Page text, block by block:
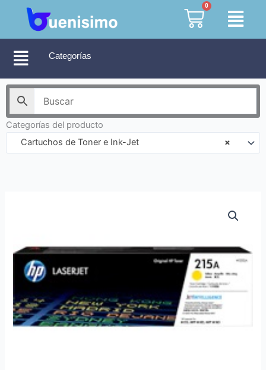
contenido
0
Cart
Categorías
Categorías del producto
×
Cartuchos de Toner e Ink-Jet